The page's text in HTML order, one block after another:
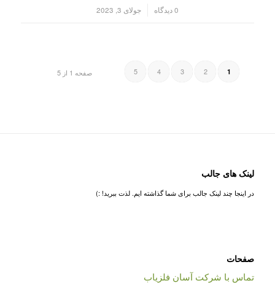
0 دیدگاه جولای 3, 2023
صفحه 1 از 5 1
2
3
4
5
لینک های جالب
در اینجا چند لینک جالب برای شما گذاشته ایم. لذت ببرید! :)
صفحات
تماس با شرکت آسان فلزیاب